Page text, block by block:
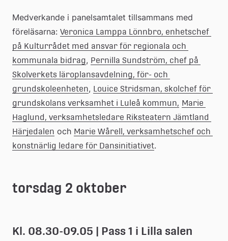
Medverkande i panelsamtalet tillsammans med
föreläsarna: Veronica Lamppa Lönnbro, enhetschef
på Kulturrådet med ansvar för regionala och
kommunala bidrag, Pernilla Sundström, chef på
Skolverkets läroplansavdelning, för- och
grundskoleenheten, Louice Stridsman, skolchef för
grundskolans verksamhet i Luleå kommun, Marie
Haglund, verksamhetsledare Riksteatern Jämtland
Härjedalen och Marie Wårell, verksamhetschef och
konstnärlig ledare för Dansinitiativet.
torsdag 2 oktober
Kl. 08.30-09.05 | Pass 1 i Lilla salen